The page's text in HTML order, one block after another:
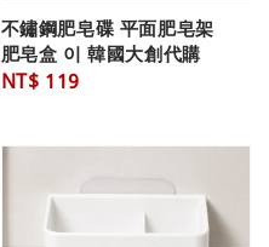
不鏽鋼肥皂碟 平面肥皂架
肥皂盒 이 韓國大創代購
Regular
NT$ 119